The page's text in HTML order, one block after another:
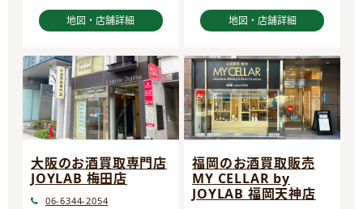
地図・店舗詳細 地図・店舗詳細
大阪のお酒買取専門店
JOYLAB 梅田店
06-6344-2054
福岡のお酒買取販売
MY CELLAR by
JOYLAB 福岡天神店